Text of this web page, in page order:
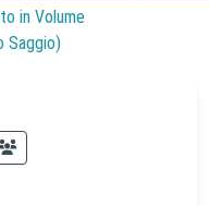
in Volume
Saggio)